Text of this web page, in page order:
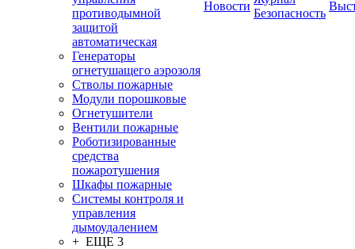
противодымной
защитой
автоматическая
Генераторы
огнетушащего аэрозоля
Стволы пожарные
Модули порошковые
Огнетушители
Вентили пожарные
Роботизированные
средства
пожаротушения
Шкафы пожарные
Системы контроля и
управления
дымоудалением
+ ЕЩЕ 3
Новости
Безопасность